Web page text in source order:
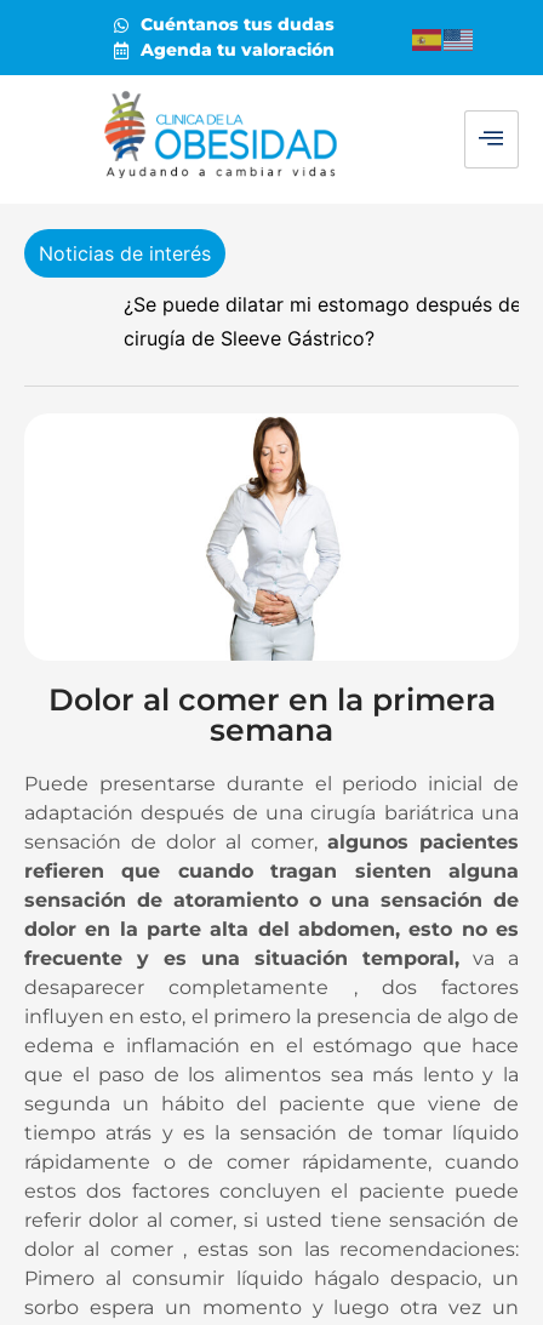
Cuéntanos tus dudas
Agenda tu valoración
Noticias de interés
¿Se puede dilatar mi estomago después de la
cirugía de Sleeve Gástrico?
Dolor al comer en la primera
semana
Puede presentarse durante el periodo inicial de
adaptación después de una cirugía bariátrica una
sensación de dolor al comer, algunos pacientes
refieren que cuando tragan sienten alguna
sensación de atoramiento o una sensación de
dolor en la parte alta del abdomen, esto no es
frecuente y es una situación temporal, va a
desaparecer completamente , dos factores
influyen en esto, el primero la presencia de algo de
edema e inflamación en el estómago que hace
que el paso de los alimentos sea más lento y la
segunda un hábito del paciente que viene de
tiempo atrás y es la sensación de tomar líquido
rápidamente o de comer rápidamente, cuando
estos dos factores concluyen el paciente puede
referir dolor al comer, si usted tiene sensación de
dolor al comer , estas son las recomendaciones:
Pimero al consumir líquido hágalo despacio, un
sorbo espera un momento y luego otra vez un